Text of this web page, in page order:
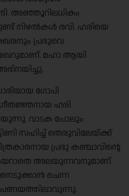
അഞ്ഞൂറിലധികം
നിഴല്‍കള്‍ രവി. ഹരിയെ
പ്രഭുവെ
മഹാ ആയി
ഗോപി
ഹരി
വാടക പോലും
സഹിച്ച് തെരുവിലേയ്ക്ക്
പ്രഭു കഞ്ചാവിന്റെ
അലയുന്നവനുമാണ്.
ചെന്ന